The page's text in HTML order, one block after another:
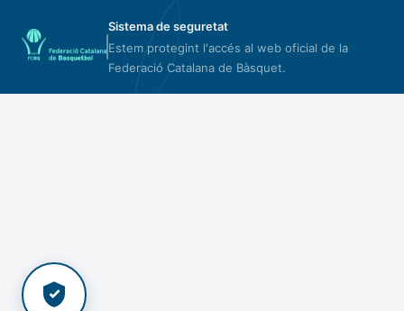
Sistema de seguretat
Estem protegint l'accés al web oficial de la
Federació Catalana de Bàsquet.